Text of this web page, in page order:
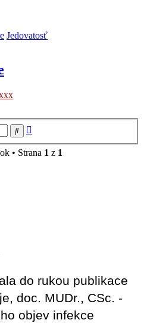
Jedovatosť
Hľadať
• Strana 1 z 1
do rukou publikace
doc. MUDr., CSc. -
objev infekce